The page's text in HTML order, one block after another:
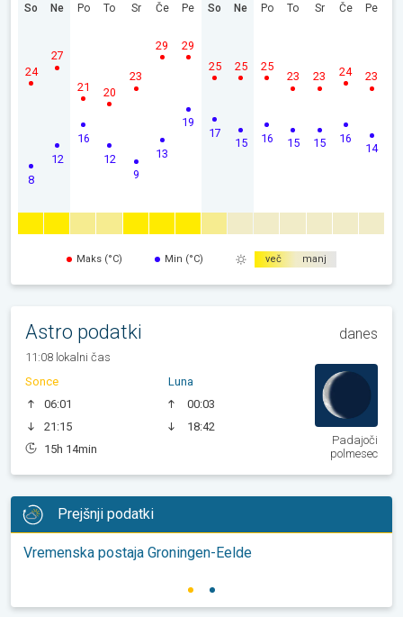
So
8
24
Ne
12
27
Po
16
21
To
12
20
Sr
9
23
Če
13
29
Pe
19
29
So
17
25
Ne
15
25
Po
16
25
To
15
23
Sr
15
23
Če
16
24
Pe
14
23
Maks (°C) Min (°C) več manj
Astro podatki danes
11:08 lokalni čas
Sonce
06:01
21:15
15h 14min
Luna
00:03
18:42
Padajoči
polmesec
Prejšnji podatki
Vremenska postaja Groningen-Eelde